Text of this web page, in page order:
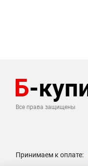
Все права защищены
Принимаем к оплате: